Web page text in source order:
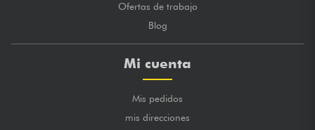
Ofertas de trabajo
Blog
Mi cuenta
Mis pedidos
mis direcciones